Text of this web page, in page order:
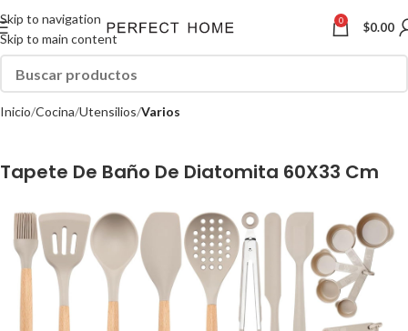
Skip to navigation
Skip to main content
0 $0.00
Inicio Cocina Utensilios Varios
Tapete De Baño De Diatomita 60X33 Cm